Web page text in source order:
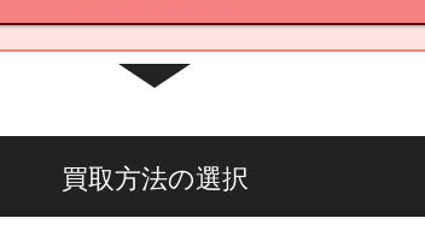
買取方法の選択